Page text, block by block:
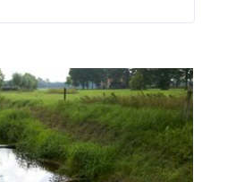
a
f
b
e
e